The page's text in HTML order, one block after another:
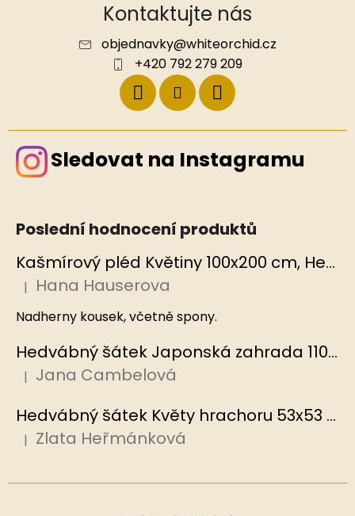
Kontaktujte nás
objednavky@whiteorchid.cz
+420 792 279 209
Sledovat na Instagramu
Poslední hodnocení produktů
Kašmírový pléd Květiny 100x200 cm, Hedvábný svět
Hodnocení produktu je 5 z 5 hvězdiček.
| Hana Hauserova
Nadherny kousek, včetně spony.
Hedvábný šátek Japonská zahrada 110x110 cm v dárkovém balení, HEDVÁBNÝ SVĚT
Hodnocení produktu je 5 z 5 hvězdiček.
| Jana Cambelová
Hedvábný šátek Květy hrachoru 53x53 cm v dárkovém balení, HEDVÁBNÝ SVĚT
Hodnocení produktu je 5 z 5 hvězdiček.
| Zlata Heřmánková